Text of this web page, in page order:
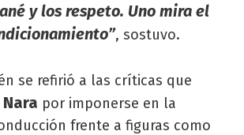
y los respeto. Uno mira el
, sostuvo.
se refirió a las críticas que
por imponerse en la
frente a figuras como